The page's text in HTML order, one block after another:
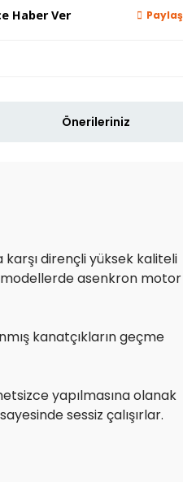
Haber Ver Paylaş
Önerileriniz
dirençli yüksek kaliteli
asenkron motor
kanatçıkların geçme
yapılmasına olanak
sessiz çalışırlar.